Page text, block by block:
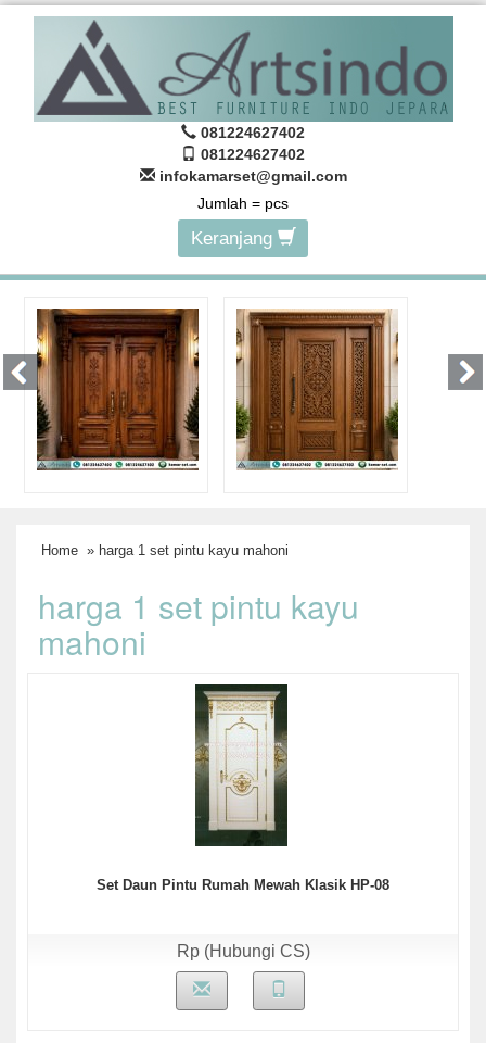
081224627402
081224627402
infokamarset@gmail.com
Jumlah = pcs
Keranjang
Home » harga 1 set pintu kayu mahoni
harga 1 set pintu kayu
mahoni
Set Daun Pintu Rumah Mewah Klasik HP-08
Rp (Hubungi CS)